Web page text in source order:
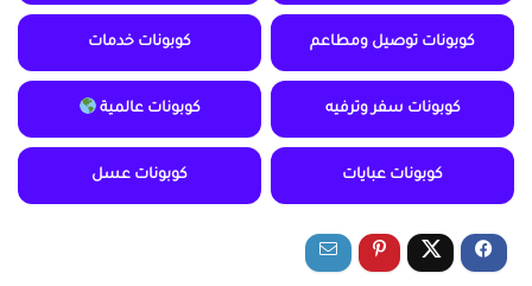
كوبونات توصيل ومطاعم كوبونات خدمات
كوبونات سفر وترفيه كوبونات عالمية
كوبونات عبايات كوبونات عسل